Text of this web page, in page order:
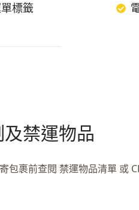
標籤
禁運物品
包裹前查閱 禁運物品清單 或